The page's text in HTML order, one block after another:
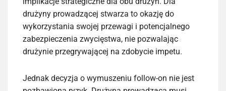
drużyny prowadzącej stwarza to okazję do
wykorzystania swojej przewagi i potencjalnego
zabezpieczenia zwycięstwa, nie pozwalając
drużynie przegrywającej na zdobycie impetu.
Jednak decyzja o wymuszeniu follow-on nie jest